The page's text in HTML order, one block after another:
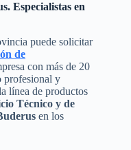
Especialistas en
puede solicitar
de
con más de 20
profesional y
línea de productos
Técnico y de
en los